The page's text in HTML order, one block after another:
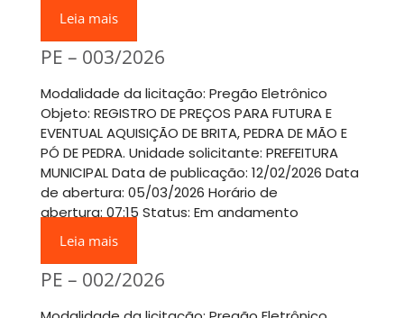
Leia mais
PE – 003/2026
Modalidade da licitação: Pregão Eletrônico
Objeto: REGISTRO DE PREÇOS PARA FUTURA E
EVENTUAL AQUISIÇÃO DE BRITA, PEDRA DE MÃO E
PÓ DE PEDRA. Unidade solicitante: PREFEITURA
MUNICIPAL Data de publicação: 12/02/2026 Data
de abertura: 05/03/2026 Horário de
abertura: 07:15 Status: Em andamento
Leia mais
PE – 002/2026